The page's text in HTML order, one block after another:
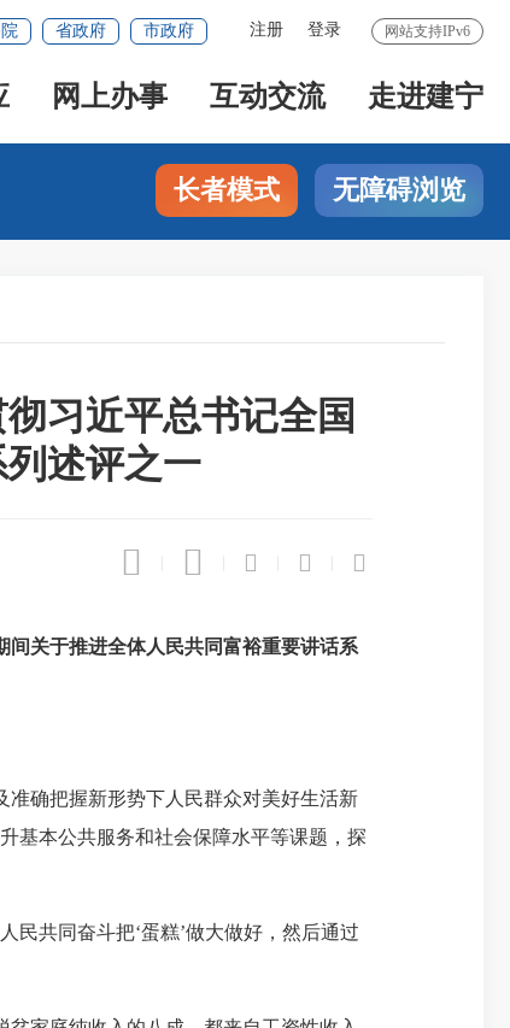
网站支持IPv6
注册 登录
省政府 市政府
网上办事 互动交流 走进建宁
长者模式 无障碍浏览
习近平总书记全国
述评之一
    
关于推进全体人民共同富裕重要讲话系
确把握新形势下人民群众对美好生活新
基本公共服务和社会保障水平等课题，探
共同奋斗把‘蛋糕’做大做好，然后通过